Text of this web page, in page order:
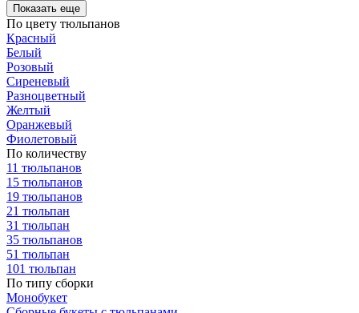
Показать еще
По цвету тюльпанов
Красный
Белый
Розовый
Сиреневый
Разноцветный
Желтый
Оранжевый
Фиолетовый
По количеству
11 тюльпанов
15 тюльпанов
19 тюльпанов
21 тюльпан
31 тюльпан
35 тюльпанов
51 тюльпан
101 тюльпан
По типу сборки
Монобукет